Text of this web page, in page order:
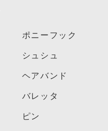
ポニーフック
シュシュ
ヘアバンド
バレッタ
ピン